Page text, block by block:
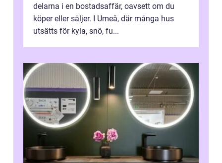
delarna i en bostadsaffär, oavsett om du
köper eller säljer. I Umeå, där många hus
utsätts för kyla, snö, fu...